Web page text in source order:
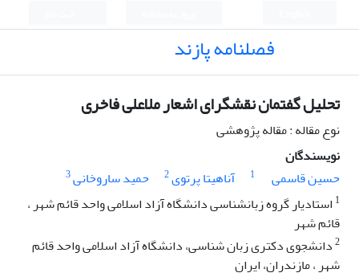
فصلنامه پازند
تحلیل گفتمان نقشگرای اشعار ملاعلی فاخری
نوع مقاله : مقاله پژوهشی
نویسندگان
حسین قاسمی
1 آناهیتا پرتوی2 حمید ساروخانی3
1 استادیار گروه زبانشناسی دانشگاه آزاد اسلامی واحد قائم شهر ،
قائم شهر
2دانشجوی دکتری زبان شناسی، دانشگاه آزاد اسلامی واحد قائم
شهر ، مازندران، ایران